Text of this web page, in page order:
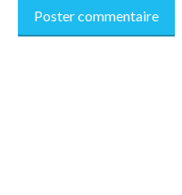
Poster commentaire